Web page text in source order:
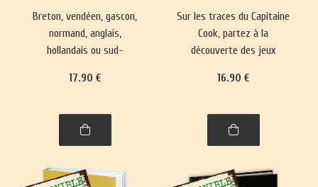
Breton, vendéen, gascon,
normand, anglais,
hollandais ou sud-
se pratique presque
emmènera à la découverte
de nombre de ses
peu surprenantes.
17.90 €
Sur les traces du Capitaine
Cook, partez à la
découverte des jeux
Nouvelle-Zélande,
de Brunei.
16.90 €